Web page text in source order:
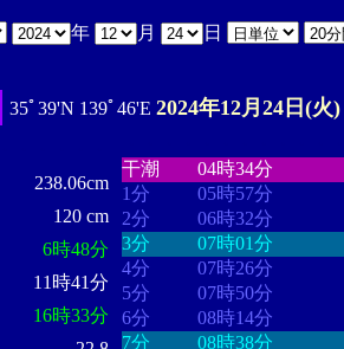
年 月 日
35ﾟ39'N 139ﾟ46'E 2024年12月24日(火)
238.06cm
120 cm
6時48分
11時41分
16時33分
干潮
04時34分
1分
05時57分
2分
06時32分
3分
07時01分
4分
07時26分
5分
07時50分
6分
08時14分
7分
08時38分